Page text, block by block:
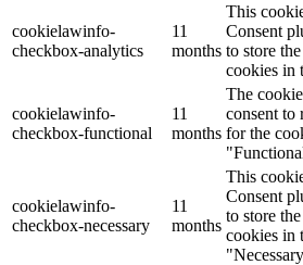
cookielawinfo-
checkbox-analytics
11
months
This
Consent
to store
cookies in
cookielawinfo-
checkbox-functional
11
months
The
consent to
for the
cookielawinfo-
checkbox-necessary
11
months
This
Consent
to store
cookies in